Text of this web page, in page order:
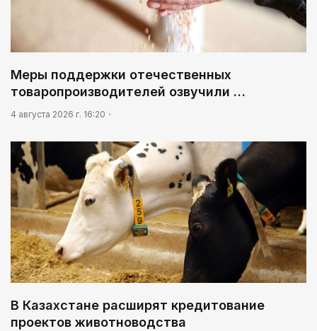
Меры поддержки отечественных
товаропроизводителей озвучили …
4 августа 2026 г. 16:20
В Казахстане расширят кредитование
проектов животноводства